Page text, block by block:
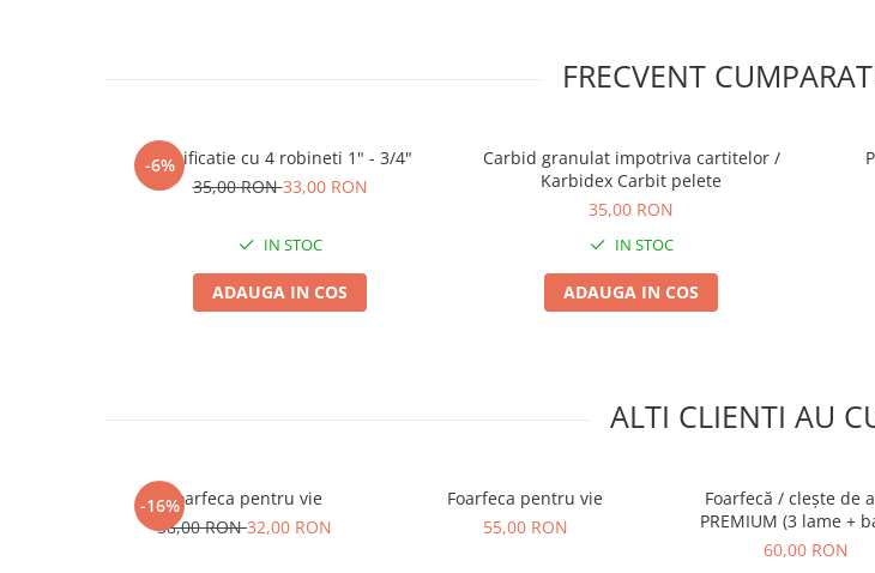
Produse Bricolaj
Consumabile motofierastrau
FRECVENT
-6%
Ramificatie cu 4 robineti 1" - 3/4"
35,00 RON33,00 RON
IN STOC
ADAUGA IN COS
Carbid granulat impotriva cartitelor /
Karbidex Carbit pelete
35,00 RON
IN STOC
ADAUGA IN COS
ALTI CLIENTI AU
-16%Foarfeca pentru vie
38,00 RON32,00 RON
Foarfeca pentru vie
55,00 RON
Foarfecă / clește de
PREMIUM (3 lame +
altoit)
60,00 RON